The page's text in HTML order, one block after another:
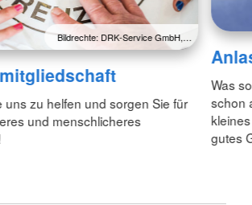
Bildrechte: DRK-Service GmbH,…
uns zu helfen und sorgen Sie für
und menschlicheres
Was
schon
gutes